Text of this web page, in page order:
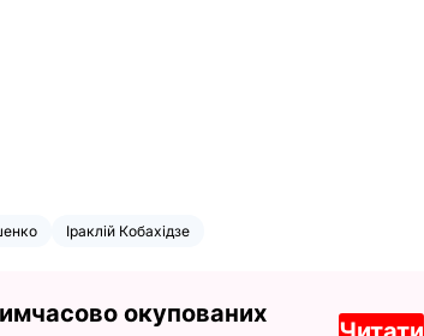
Іраклій Кобахідзе
окупованих